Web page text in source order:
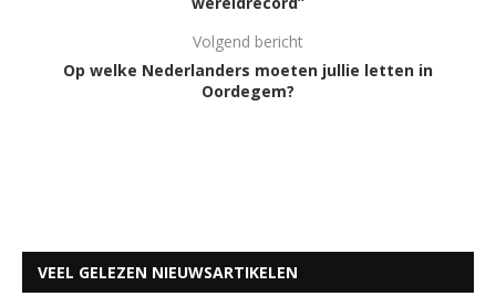
Volgend bericht
Op welke Nederlanders moeten jullie letten in
Oordegem?
VEEL GELEZEN NIEUWSARTIKELEN